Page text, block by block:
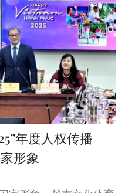
年度人权传播
形象